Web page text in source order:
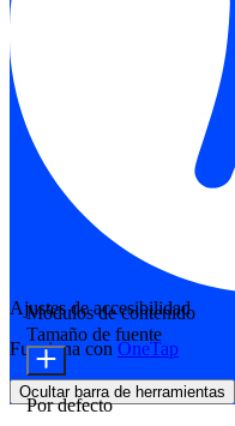
Ajustes de accesibilidad
Funciona con OneTap
Ocultar barra de herramientas
Módulos de contenido
Tamaño de fuente
Por defecto